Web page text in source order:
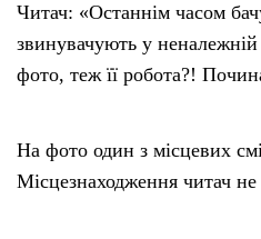
Читач: «Останнім часом
звинувачують у
фото, теж її робота?!
На фото один з місцевих
Місцезнаходження читач не